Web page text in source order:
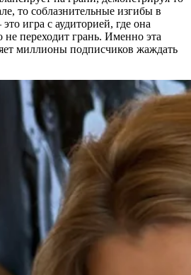
то соблазнительные изгибы в
игра с аудиторией, где она
не переходит грань. Именно эта
миллионы подписчиков жаждать